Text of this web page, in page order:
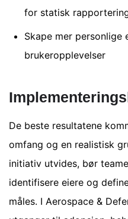
for statisk
Skape mer personlige
brukeropplevelser
De beste resultatene
omfang og en realistisk
initiativ utvides, bør
identifisere eiere og
måles. I Aerospace &